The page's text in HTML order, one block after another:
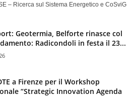
– Ricerca sul Sistema Energetico e CoSviG
Geotermia, Belforte rinasce col
Radicondoli in festa il 23...
a Firenze per il Workshop
“Strategic Innovation Agenda